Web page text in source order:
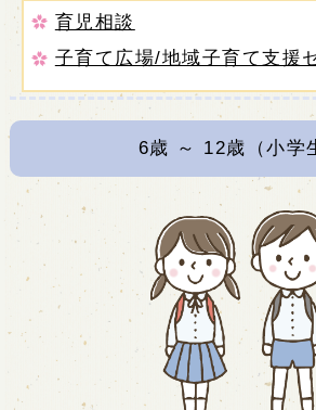
育児相談
子育て広場/地域子育て支援
6歳 ～ 12歳（小学